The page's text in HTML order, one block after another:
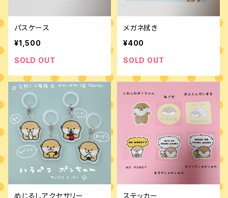
パスケース
¥1,500
SOLD OUT
メガネ拭き
¥400
SOLD OUT
めじるしアクセサリー
ステッカー